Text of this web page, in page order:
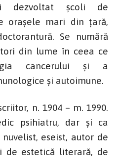
dezvoltat școli de
orașele mari din țară,
Se numără
din lume în ceea ce
cancerului și a
și autoimune.
n. 1904 – m. 1990.
psihiatru, dar și ca
eseist, autor de
de estetică literară, de